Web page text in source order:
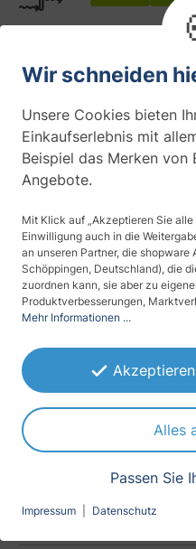
Anbringung
selbstklebend
Montageseite
Innenmontage
Haltbarkeit
Beschreibung
Diese
entspricht in der
weiß-matten
sandgest…
Mehr
Produktdaten
Bewertungen
Wir schneiden
Unsere Cookies bieten
Einkaufserlebnis mit
Beispiel das Merken von
Angebote.
Mit Klick auf „Akzeptieren Sie
Einwilligung auch in die
an unseren Partner, die shopware
Schöppingen, Deutschland), die
zuordnen kann, sie aber zu
Produktverbesserungen,
Mehr Informationen ...
Alles
Passen Sie
Impressum Datenschutz